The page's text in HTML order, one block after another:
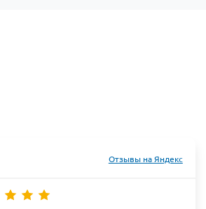
Отзывы на Яндекс